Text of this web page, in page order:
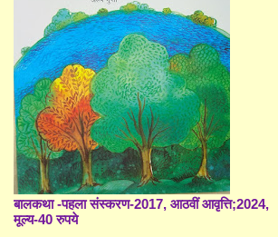
बालकथा -पहला संस्करण-2017, आठवीं आवृत्ति;2024,
मूल्य-40 रुपये